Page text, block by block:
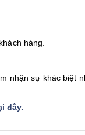
hàng.
nhận sự khác biệt
đây.